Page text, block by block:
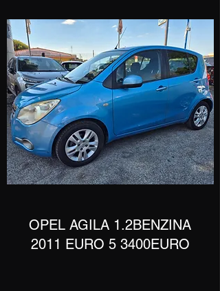
​OPEL AGILA 1.2BENZINA
2011 EURO 5 3400EURO